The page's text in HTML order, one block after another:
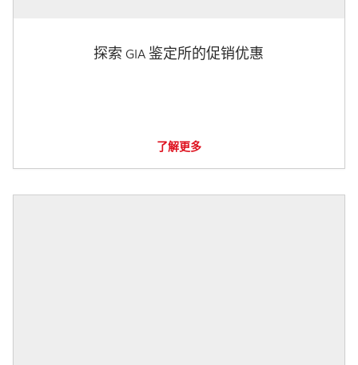
探索 GIA 鉴定所的促销优惠
了解更多